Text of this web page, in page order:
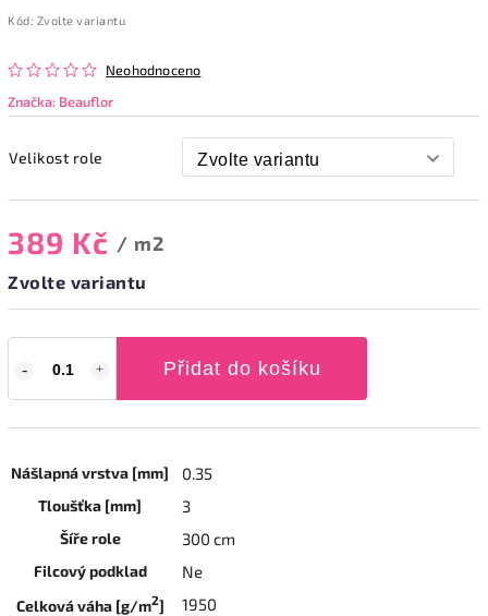
Kód: Zvolte variantu
Neohodnoceno
Značka: Beauflor
Velikost role
389 Kč / m2
Zvolte variantu
Přidat do košíku
Nášlapná vrstva [mm] 0.35
Tloušťka [mm] 3
Šíře role 300 cm
Filcový podklad Ne
Celková váha [g/m2] 1950